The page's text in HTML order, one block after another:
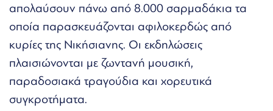
απολαύσουν πάνω από 8.000 σαρμαδάκια τα
οποία παρασκευάζονται αφιλοκερδώς από
κυρίες της Νικήσιανης. Οι εκδηλώσεις
πλαισιώνονται με ζωντανή μουσική,
παραδοσιακά τραγούδια και χορευτικά
συγκροτήματα.